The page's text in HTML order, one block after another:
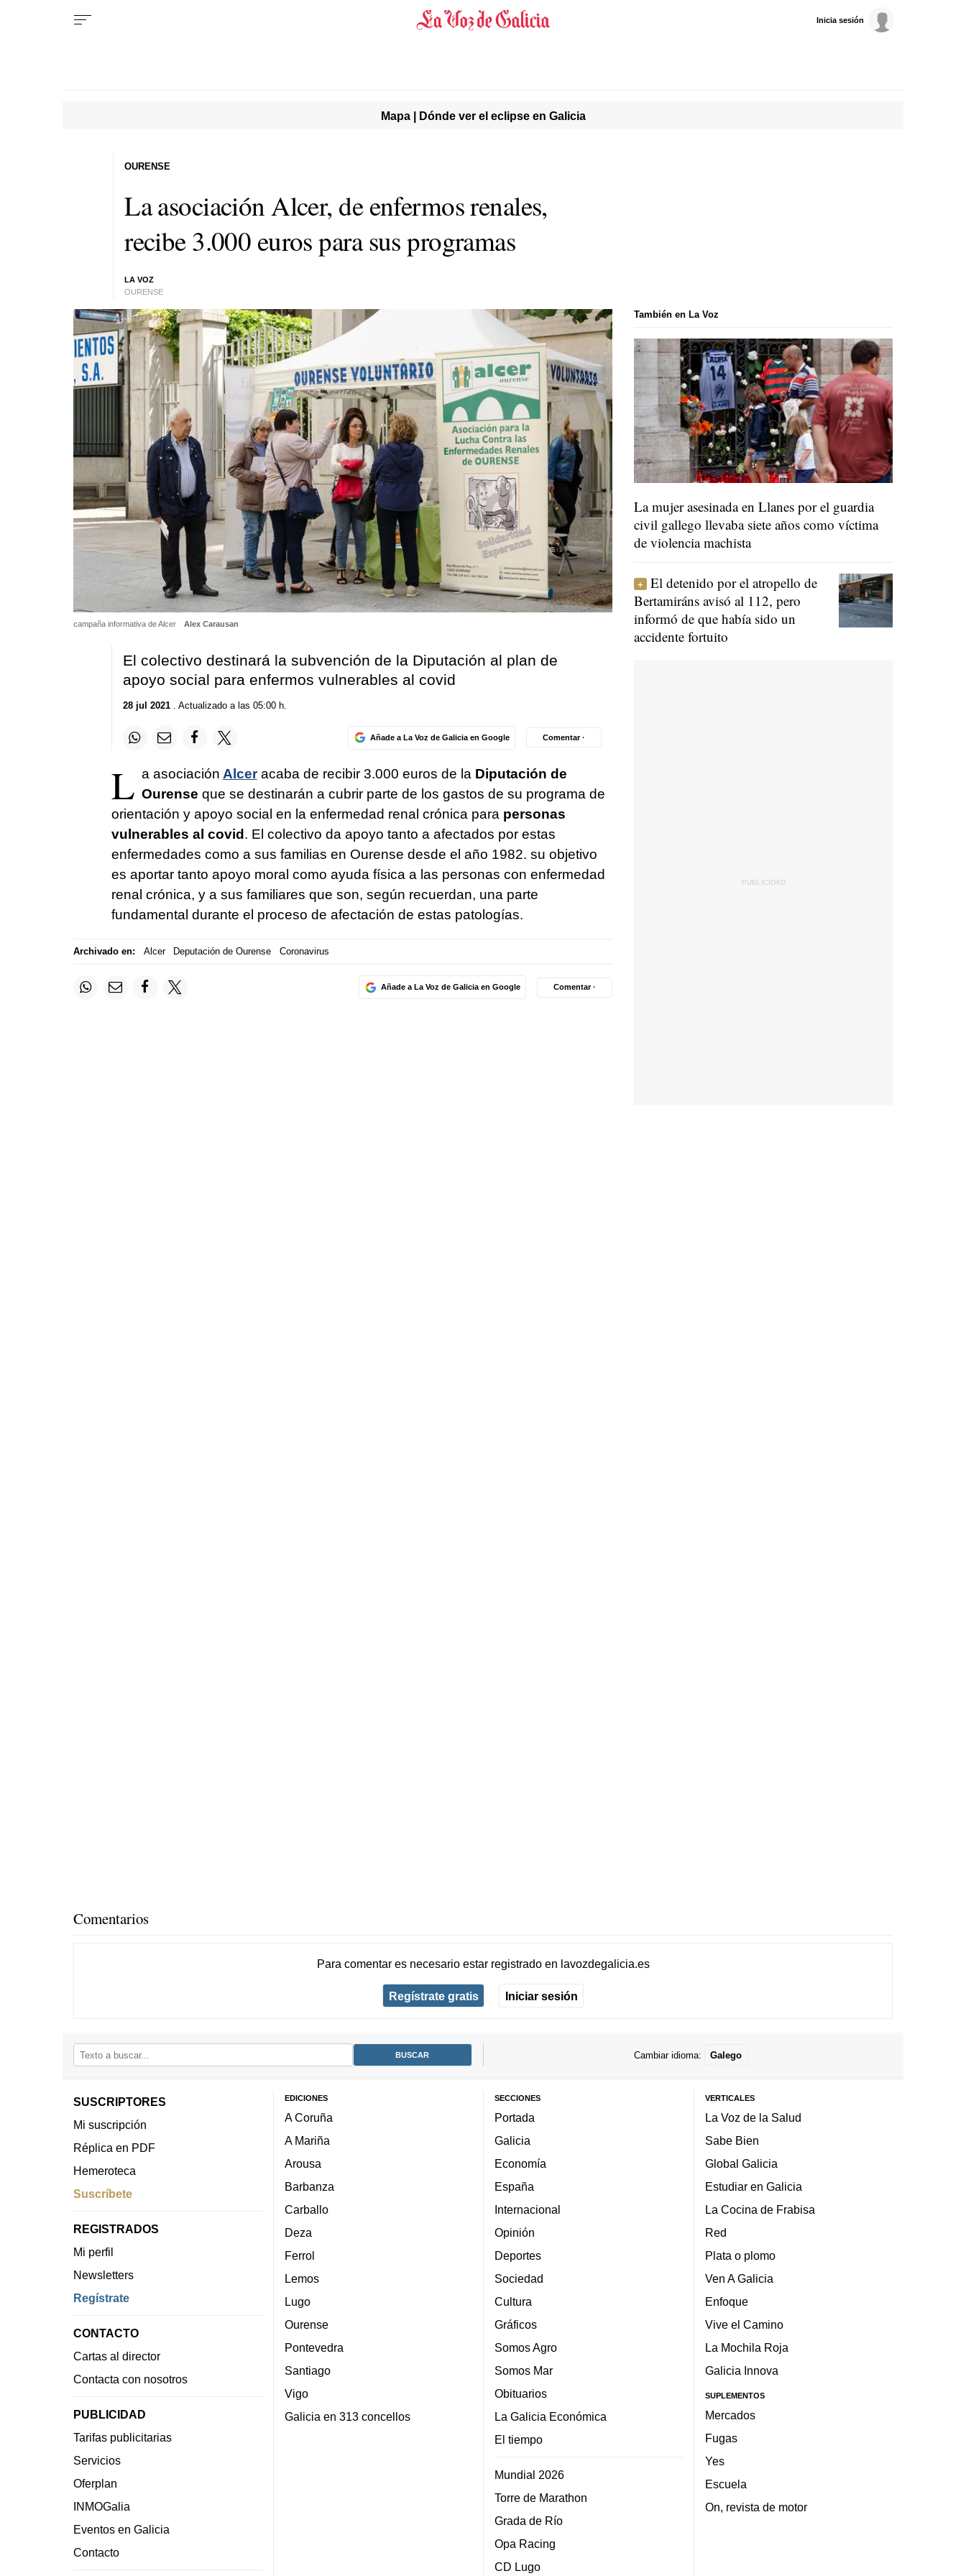
Inicia sesión
Mapa | Dónde ver el eclipse en Galicia
La asociación Alcer, de enfermos renales,
recibe 3.000 euros para sus programas
LA VOZ
OURENSE
OURENSE
campaña informativa de Alcer Alex Carausan
El colectivo destinará la subvención de la Diputación al plan de
apoyo social para enfermos vulnerables al covid
28 jul 2021. Actualizado a las 05:00 h.
Añade a La Voz de Galicia en Google Comentar ·
L a asociación Alcer acaba de recibir 3.000 euros de la Diputación de
Ourense que se destinarán a cubrir parte de los gastos de su programa de
orientación y apoyo social en la enfermedad renal crónica para personas
vulnerables al covid. El colectivo da apoyo tanto a afectados por estas
enfermedades como a sus familias en Ourense desde el año 1982. su objetivo
es aportar tanto apoyo moral como ayuda física a las personas con enfermedad
renal crónica, y a sus familiares que son, según recuerdan, una parte
fundamental durante el proceso de afectación de estas patologías.
Archivado en: Alcer Deputación de Ourense Coronavirus
Añade a La Voz de Galicia en Google Comentar ·
También en La Voz
La mujer asesinada en Llanes por el guardia
civil gallego llevaba siete años como víctima
de violencia machista
El detenido por el atropello de
Bertamiráns avisó al 112, pero
informó de que había sido un
accidente fortuito
Comentarios
Para comentar es necesario estar registradoen lavozdegalicia.es
Regístrate gratis Iniciar sesión
Cambiar idioma: Galego
SUSCRIPTORES
Mi suscripción
Réplica en PDF
Hemeroteca
Suscríbete
REGISTRADOS
Mi perfil
Newsletters
Regístrate
CONTACTO
Cartas al director
Contacta con nosotros
PUBLICIDAD
Tarifas publicitarias
Servicios
Oferplan
INMOGalia
Eventos en Galicia
Contacto
EDICIONES
A Coruña
A Mariña
Arousa
Barbanza
Carballo
Deza
Ferrol
Lemos
Lugo
Ourense
Pontevedra
Santiago
Vigo
Galicia en 313 concellos
SECCIONES
Portada
Galicia
Economía
España
Internacional
Opinión
Deportes
Sociedad
Cultura
Gráficos
Somos Agro
Somos Mar
Obituarios
La Galicia Económica
El tiempo
Mundial 2026
Torre de Marathon
Grada de Río
Opa Racing
CD Lugo
VERTICALES
La Voz de la Salud
Sabe Bien
Global Galicia
Estudiar en Galicia
La Cocina de Frabisa
Red
Plata o plomo
Ven A Galicia
Enfoque
Vive el Camino
La Mochila Roja
Galicia Innova
SUPLEMENTOS
Mercados
Fugas
Yes
Escuela
On, revista de motor